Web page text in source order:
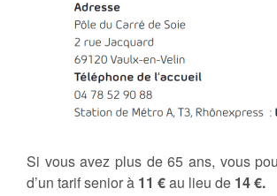
Si vous avez plus de 65 ans, vous
d’un tarif senior à 11 €au lieu de 14 €.